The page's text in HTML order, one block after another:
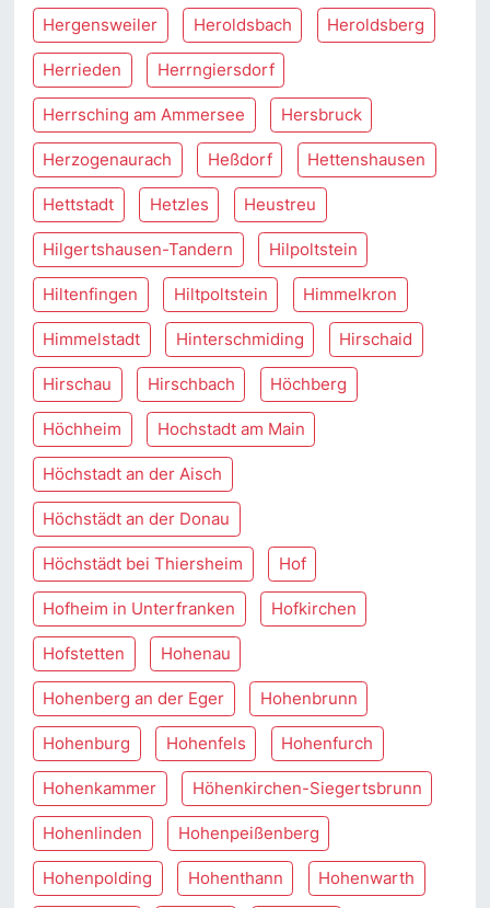
Hergensweiler Heroldsbach Heroldsberg
Herrieden Herrngiersdorf
Herrsching am Ammersee Hersbruck
Herzogenaurach Heßdorf Hettenshausen
Hettstadt Hetzles Heustreu
Hilgertshausen-Tandern Hilpoltstein
Hiltenfingen Hiltpoltstein Himmelkron
Himmelstadt Hinterschmiding Hirschaid
Hirschau Hirschbach Höchberg
Höchheim Hochstadt am Main
Höchstadt an der Aisch
Höchstädt an der Donau
Höchstädt bei Thiersheim Hof
Hofheim in Unterfranken Hofkirchen
Hofstetten Hohenau
Hohenberg an der Eger Hohenbrunn
Hohenburg Hohenfels Hohenfurch
Hohenkammer Höhenkirchen-Siegertsbrunn
Hohenlinden Hohenpeißenberg
Hohenpolding Hohenthann Hohenwarth